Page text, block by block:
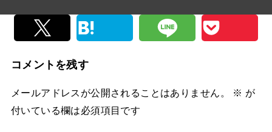
コメントを残す
メールアドレスが公開されることはありません。 ※ が
付いている欄は必須項目です